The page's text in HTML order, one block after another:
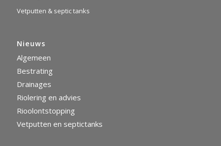
Vetputten & septic tanks
Nieuws
Algemeen
Bestrating
Drainages
Riolering en advies
Rioolontstopping
Vetputten en septictanks